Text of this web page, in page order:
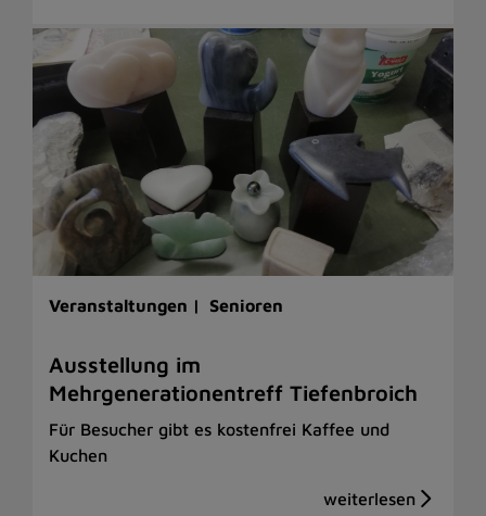
Veranstaltungen | Senioren
Ausstellung im
Mehrgenerationentreff Tiefenbroich
Für Besucher gibt es kostenfrei Kaffee und
Kuchen